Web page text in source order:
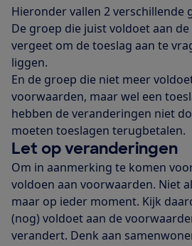
Hieronder vallen 2 verschillende
De groep die juist voldoet aan
vergeet om de toeslag aan te
liggen.
En de groep die niet meer
voorwaarden, maar wel een
hebben de veranderingen niet
moeten toeslagen terugbetalen.
Let op veranderingen
Om in aanmerking te komen
voldoen aan voorwaarden. Niet
maar op ieder moment. Kijk
(nog) voldoet aan de
verandert. Denk aan